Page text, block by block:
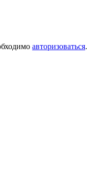
авторизоваться.